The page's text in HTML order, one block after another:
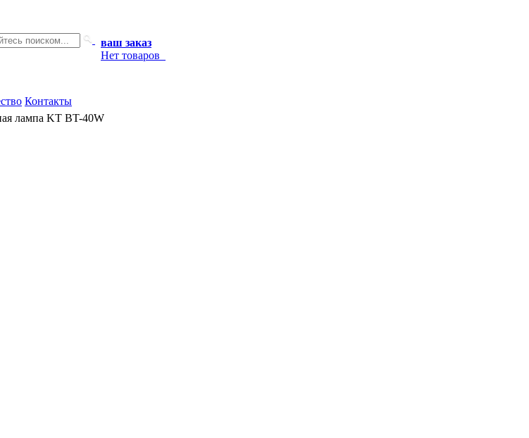
ваш заказ
Нет товаров
Контакты
лампа KT BT-40W